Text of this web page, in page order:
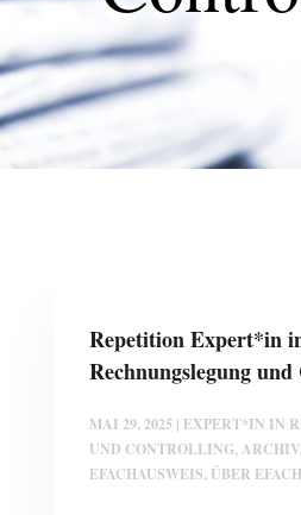
Repetition Expert*in
Rechnungslegung
MAI 29, 2025 | EXPERT*IN IN
UND CONTROLLING,ARCHIV
EFACHAUSWEIS, ÜBER